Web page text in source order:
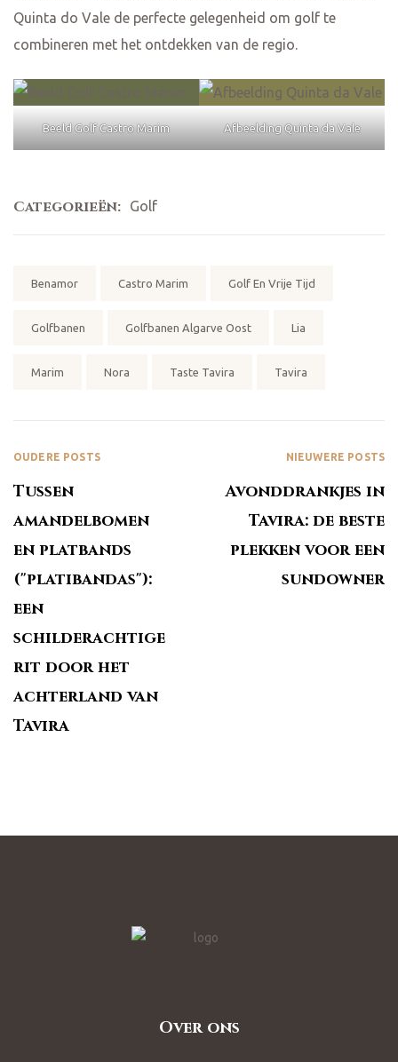
Quinta do Vale de perfecte gelegenheid om golf te
combineren met het ontdekken van de regio.
Beeld Golf Castro Marim Afbeelding Quinta da Vale
Categorieën: Golf
Benamor Castro Marim Golf En Vrije Tijd
Golfbanen Golfbanen Algarve Oost Lia
Marim Nora Taste Tavira Tavira
OUDERE POSTS
Tussen
amandelbomen
en platbands
("platibandas"):
een
schilderachtige
rit door het
achterland van
Tavira
NIEUWERE POSTS
Avonddrankjes in
Tavira: de beste
plekken voor een
sundowner
Over ons